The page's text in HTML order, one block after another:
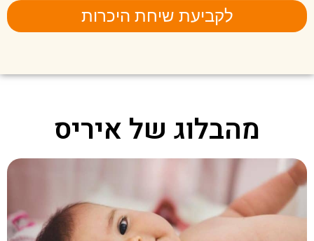
לקביעת שיחת היכרות
מהבלוג של איריס